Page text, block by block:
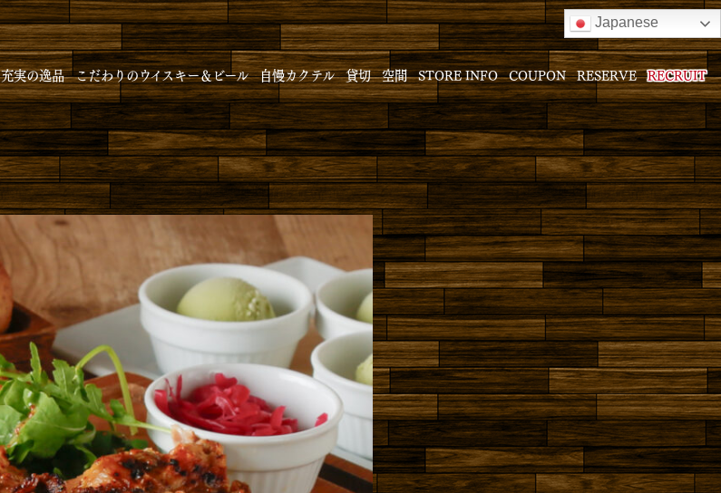
充実の逸品 こだわりのウイスキー＆ビール 自慢カクテル 貸切 空間 STORE INFO COUPON RESERVE RECRUIT
Japanese